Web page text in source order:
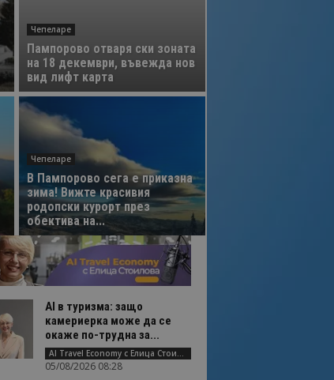
Чепеларе
Пампорово отваря ски зоната
на 18 декември, въвежда нов
вид лифт карта
Чепеларе
В Пампорово сега е приказна
зима! Вижте красивия
родопски курорт през
обектива на...
AI в туризма: защо
камериерка може да се
окаже по-трудна за...
AI Travel Economy с Елица Стоилова
05/08/2026 08:28